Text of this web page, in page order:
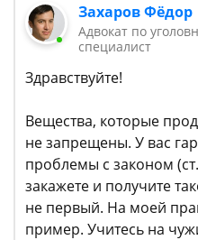
Захаров Фёдор
Адвокат по
специалист
Здравствуйте!
Вещества, которые
не запрещены. У вас
проблемы с законом
закажете и получите
не первый. На моей
пример. Учитесь на